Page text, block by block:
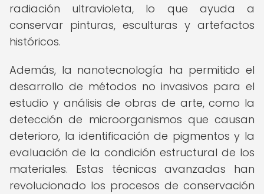
radiación ultravioleta, lo que ayuda a
conservar pinturas, esculturas y artefactos
históricos.
Además, la nanotecnología ha permitido el
desarrollo de métodos no invasivos para el
estudio y análisis de obras de arte, como la
detección de microorganismos que causan
deterioro, la identificación de pigmentos y la
evaluación de la condición estructural de los
materiales. Estas técnicas avanzadas han
revolucionado los procesos de conservación